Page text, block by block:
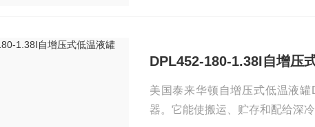
DPL452-180-1.38I自增压
美国泰来华顿自增压式低温液
器。它能使搬运、贮存和配给深